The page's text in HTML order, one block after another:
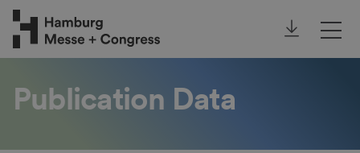
Annual
Our focus topics
Publication Data